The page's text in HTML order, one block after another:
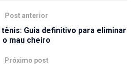
Post anterior
Guia definitivo para eliminar
o mau cheiro
Próximo post